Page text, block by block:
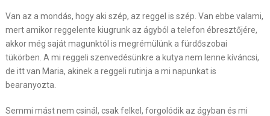
Van az a mondás, hogy aki szép, az reggel is szép. Van ebbe valami,
mert amikor reggelente kiugrunk az ágyból a telefon ébresztőjére,
akkor még saját magunktól is megrémülünk a fürdőszobai
tükörben. A mi reggeli szenvedésünkre a kutya nem lenne kíváncsi,
de itt van Maria, akinek a reggeli rutinja a mi napunkat is
bearanyozta.
Semmi mást nem csinál, csak felkel, forgolódik az ágyban és mi